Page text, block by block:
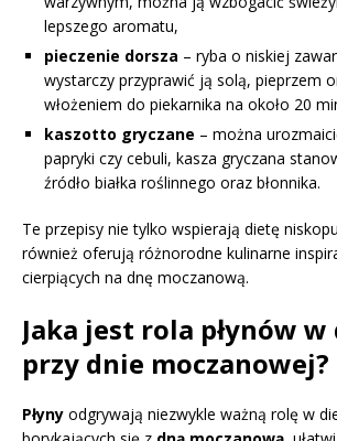
lepszego aromatu,
pieczenie dorsza – ryba o niskiej
wystarczy przyprawić ją solą, pieprzem
włożeniem do piekarnika na około 20
kaszotto gryczane – można
papryki czy cebuli, kasza gryczana
źródło białka roślinnego oraz błonnika.
Te przepisy nie tylko wspierają dietę
również oferują różnorodne kulinarne
cierpiących na dnę moczanową.
Jaka jest rola płynów w
przy dnie moczanowej?
Płyny odgrywają niezwykle ważną rolę w